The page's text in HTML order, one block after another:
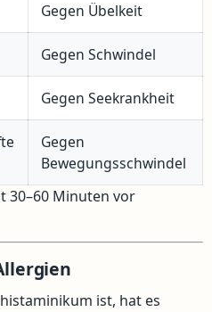
Gegen Übelkeit
Gegen Schwindel
Gegen Seekrankheit
Gegen
Bewegungsschwindel
30–60 Minuten vor
ist, hat es